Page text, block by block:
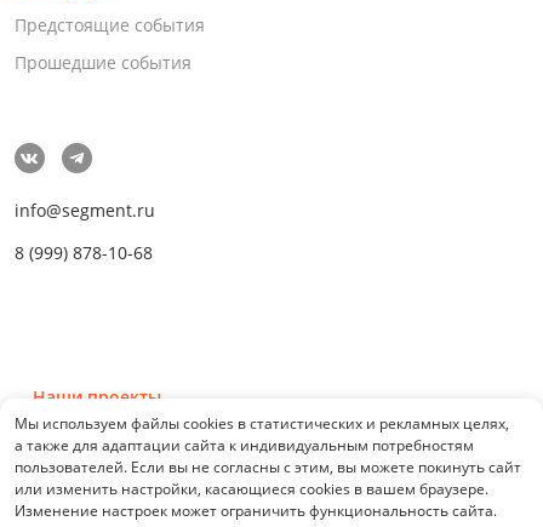
Предстоящие события
Прошедшие события
info@segment.ru
8 (999) 878-10-68
Наши проекты
Мы используем файлы cookies в статистических и рекламных целях,
а также для адаптации сайта к индивидуальным потребностям
пользователей. Если вы не согласны с этим, вы можете покинуть сайт
или изменить настройки, касающиеся cookies в вашем браузере.
Изменение настроек может ограничить функциональность сайта.